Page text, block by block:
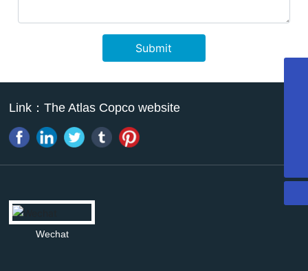
Submit
Link：The Atlas Copco website
Wechat
022-27374716